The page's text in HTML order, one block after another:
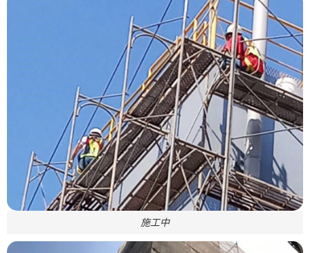
施工中